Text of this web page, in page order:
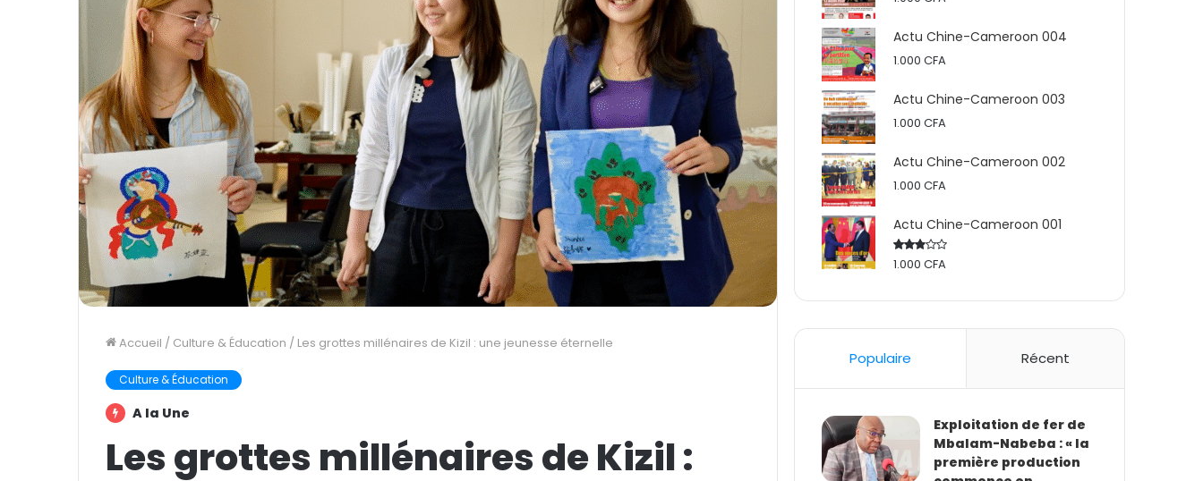
Accueil / Culture & Éducation / Les grottes millénaires de Kizil : une jeunesse éternelle
Culture & Éducation
A la Une
Les grottes millénaires de Kizil :
Actu Chine-Cameroon 004
1.000CFA
Actu Chine-Cameroon 003
1.000CFA
Actu Chine-Cameroon 002
1.000CFA
Actu Chine-Cameroon 001
Rated
1.000CFA
Populaire Récent
Exploitation de fer de
Mbalam-Nabeba : « la
première production